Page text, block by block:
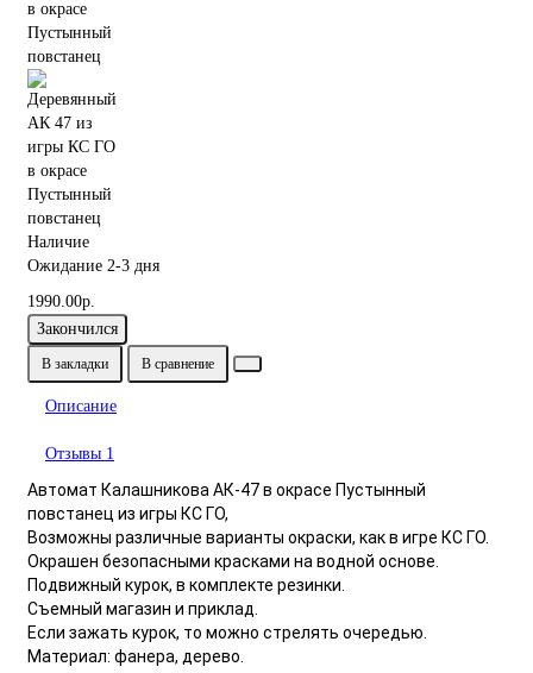
Наличие
Ожидание 2-3 дня
1990.00р.
Закончился
В закладки В сравнение
Описание
Отзывы 1
Автомат Калашникова АК-47 в окрасе Пустынный
повстанец из игры КС ГО,
Возможны различные варианты окраски, как в игре КС ГО.
Окрашен безопасными красками на водной основе.
Подвижный курок, в комплекте резинки.
Съемный магазин и приклад.
Если зажать курок, то можно стрелять очередью.
Материал: фанера, дерево.